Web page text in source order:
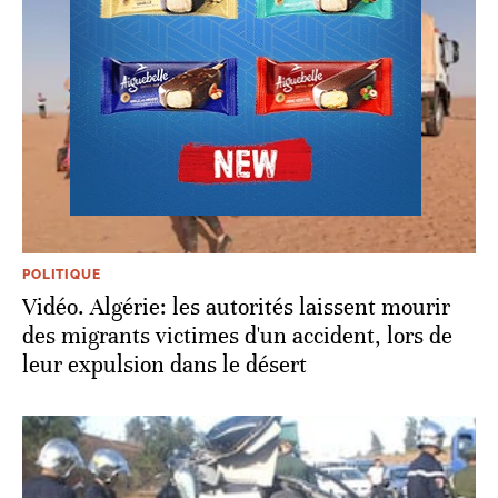
POLITIQUE
Vidéo. Algérie: les autorités laissent mourir
des migrants victimes d'un accident, lors de
leur expulsion dans le désert